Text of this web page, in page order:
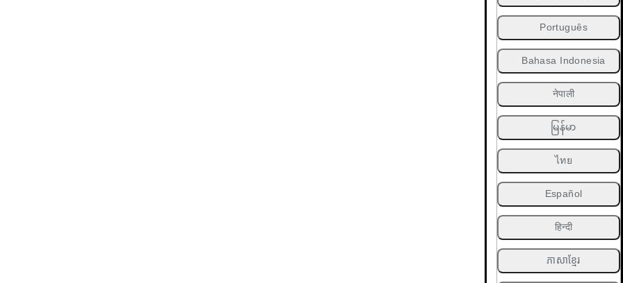
Português
Bahasa Indonesia
नेपाली
မြန်မာ
ไทย
Español
हिन्दी
ភាសាខ្មែរ